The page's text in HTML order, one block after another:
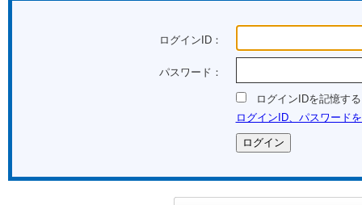
ログインID：
パスワード：
ログインIDを記憶する
ログインID、パスワード